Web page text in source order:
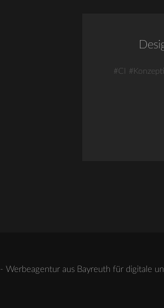
#CI
- Werbeagentur aus Bayreuth für digitale